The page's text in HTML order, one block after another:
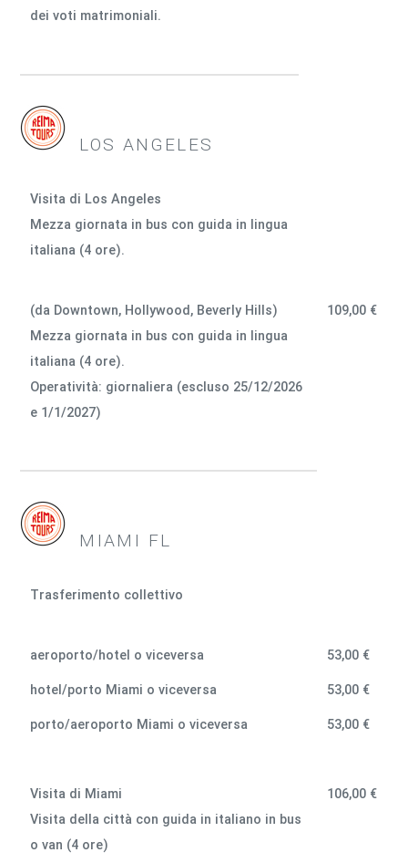
dei voti matrimoniali.
LOS ANGELES
Visita di Los Angeles
Mezza giornata in bus con guida in lingua
italiana (4 ore).
(da Downtown, Hollywood, Beverly Hills)
Mezza giornata in bus con guida in lingua
italiana (4 ore).
Operatività: giornaliera (escluso 25/12/2026
e 1/1/2027)
109,00 €
MIAMI FL
Trasferimento collettivo
aeroporto/hotel o viceversa 53,00 €
hotel/porto Miami o viceversa 53,00 €
porto/aeroporto Miami o viceversa 53,00 €
Visita di Miami
Visita della città con guida in italiano in bus
o van (4 ore)
106,00 €